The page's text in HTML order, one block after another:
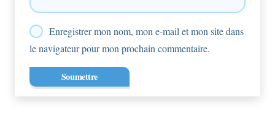
Enregistrer mon nom, mon e-mail et mon site dans
le navigateur pour mon prochain commentaire.